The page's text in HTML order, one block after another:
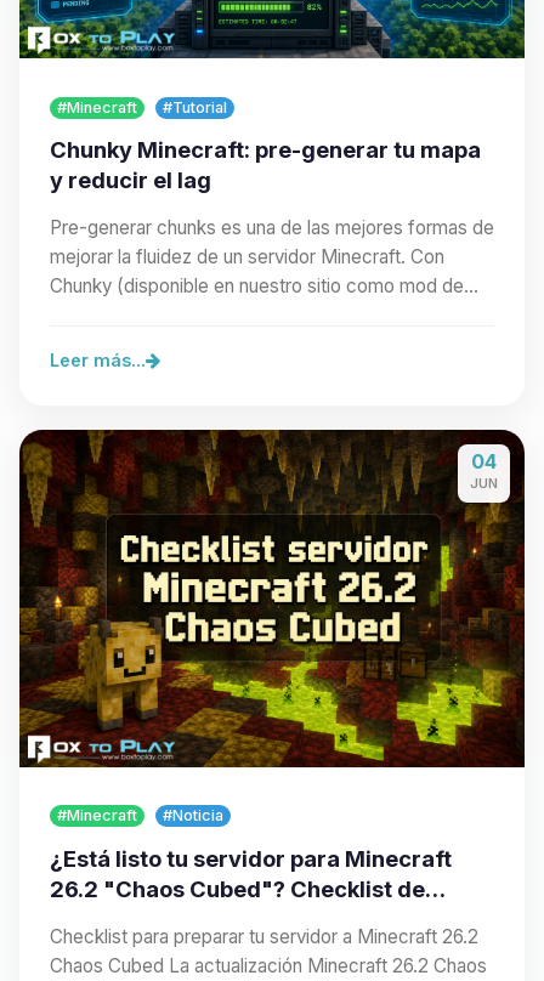
#Minecraft #Tutorial
Chunky Minecraft: pre-generar tu mapa
y reducir el lag
Pre-generar chunks es una de las mejores formas de
mejorar la fluidez de un servidor Minecraft. Con
Chunky (disponible en nuestro sitio como mod de…
Leer más...
04
JUN
#Minecraft #Noticia
¿Está listo tu servidor para Minecraft
26.2 "Chaos Cubed"? Checklist de
Checklist para preparar tu servidor a Minecraft 26.2
Chaos Cubed La actualización Minecraft 26.2 Chaos